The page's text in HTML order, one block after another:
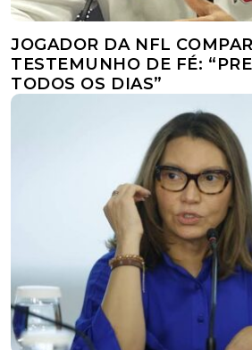
JOGADOR DA NFL
TESTEMUNHO DE FÉ:
TODOS OS DIAS”